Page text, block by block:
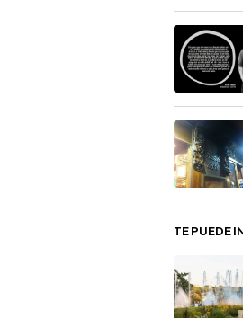
TE PUEDE